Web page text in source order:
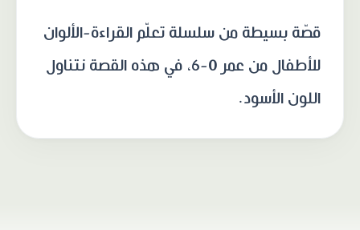
قصّة بسيطة من سلسلة تعلّم القراءة-الألوان
للأطفال من عمر 0-6، في هذه القصة نتناول
اللون الأسود.